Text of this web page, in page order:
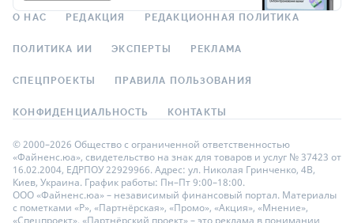
О НАС РЕДАКЦИЯ РЕДАКЦИОННАЯ ПОЛИТИКА
ПОЛИТИКА ИИ ЭКСПЕРТЫ РЕКЛАМА
СПЕЦПРОЕКТЫ ПРАВИЛА ПОЛЬЗОВАНИЯ
КОНФИДЕНЦИАЛЬНОСТЬ КОНТАКТЫ
© 2000–2026 Общество с ограниченной ответственностью
«Файненс.юа», свидетельство на знак для товаров и услуг № 37423 от
16.02.2004, ЕДРПОУ 22929966. Адрес: ул. Николая Гринченко, 4В,
Киев, Украина. График работы: Пн–Пт 9:00–18:00.
ООО «Файненс.юа» – независимый финансовый портал. Материалы
с пометками «Р», «Партнёрская», «Промо», «Акция», «Мнение»,
«Спецпроект», «Партнёрский проект» – это реклама в понимании